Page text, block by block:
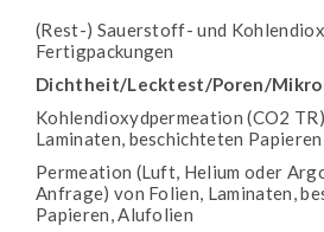
(Rest-) Sauerstoff- und
Fertigpackungen
Dichtheit/Lecktest/Poren/
Kohlendioxydpermeation (CO2
Laminaten, beschichteten
Permeation (Luft, Helium oder
Anfrage) von Folien, Laminaten,
Papieren, Alufolien